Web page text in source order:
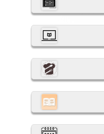
boczny